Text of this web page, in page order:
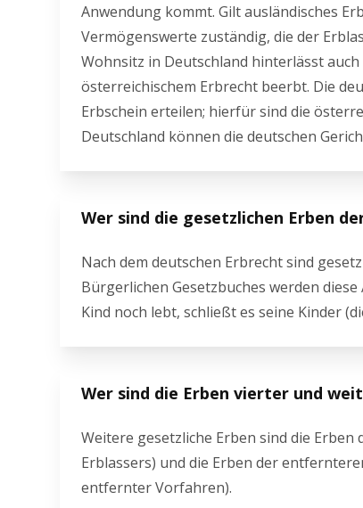
Anwendung kommt. Gilt ausländisches
Vermögenswerte zuständig, die der
Wohnsitz in Deutschland hinterlässt
österreichischem Erbrecht beerbt. Die
Erbschein erteilen; hierfür sind die
Deutschland können die deutschen
Wer sind die gesetzlichen Erben
Nach dem deutschen Erbrecht sind
Bürgerlichen Gesetzbuches werden
Kind noch lebt, schließt es seine Kinder
Wer sind die Erben vierter und
Weitere gesetzliche Erben sind die
Erblassers) und die Erben der
entfernter Vorfahren).